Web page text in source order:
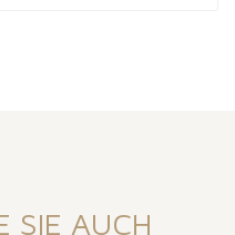
SIE AUCH